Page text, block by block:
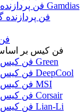
فن پردازنده Gamdias
فن پردازنده
فن کیس بر
فن کیس Green
فن کیس DeepCool
فن کیس MSI
فن کیس Corsair
فن کیس Lian-Li